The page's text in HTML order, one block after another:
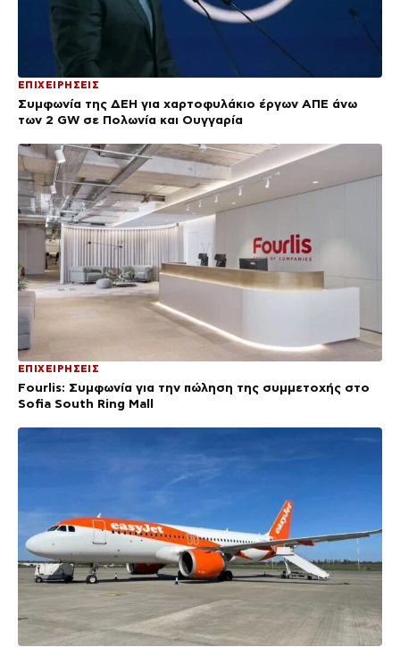
ΕΠΙΧΕΙΡΗΣΕΙΣ
Συμφωνία της ΔΕΗ για χαρτοφυλάκιο έργων ΑΠΕ άνω
των 2 GW σε Πολωνία και Ουγγαρία
ΕΠΙΧΕΙΡΗΣΕΙΣ
Fourlis: Συμφωνία για την πώληση της συμμετοχής στο
Sofia South Ring Mall